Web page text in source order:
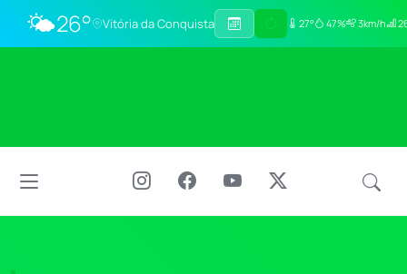
🌤️26° Vitória da Conquista 27° 47% 3km/h